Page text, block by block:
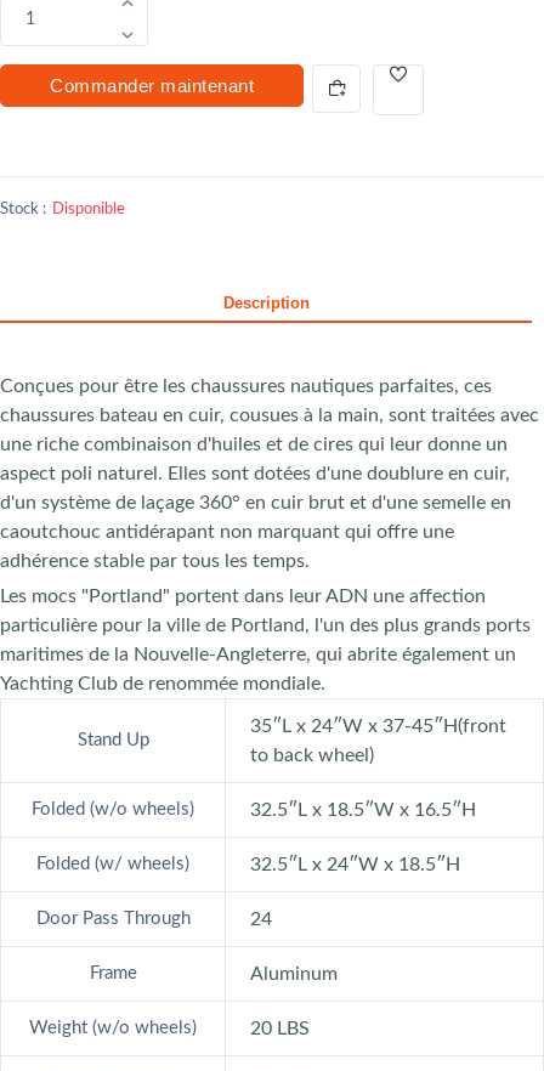
1
Commander maintenant
Stock : Disponible
Description
Conçues pour être les chaussures nautiques parfaites, ces
chaussures bateau en cuir, cousues à la main, sont traitées avec
une riche combinaison d'huiles et de cires qui leur donne un
aspect poli naturel. Elles sont dotées d'une doublure en cuir,
d'un système de laçage 360° en cuir brut et d'une semelle en
caoutchouc antidérapant non marquant qui offre une
adhérence stable par tous les temps.
Les mocs "Portland" portent dans leur ADN une affection
particulière pour la ville de Portland, l'un des plus grands ports
maritimes de la Nouvelle-Angleterre, qui abrite également un
Yachting Club de renommée mondiale.
Stand Up
35″L x 24″W x 37-45″H(front
to back wheel)
Folded (w/o wheels) 32.5″L x 18.5″W x 16.5″H
Folded (w/ wheels) 32.5″L x 24″W x 18.5″H
Door Pass Through 24
Frame Aluminum
Weight (w/o wheels) 20 LBS